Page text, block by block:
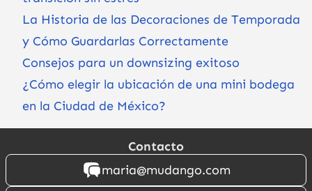
La Historia de las Decoraciones de Temporada
y Cómo Guardarlas Correctamente
Consejos para un downsizing exitoso
¿Cómo elegir la ubicación de una mini bodega
en la Ciudad de México?
Contacto
maria@mudango.com